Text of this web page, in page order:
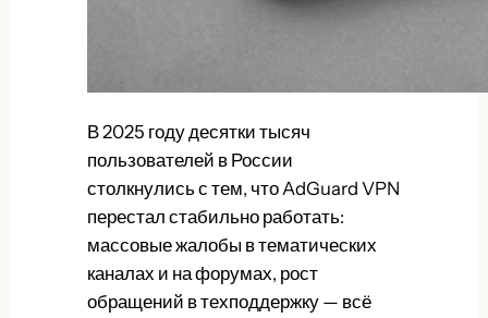
В 2025 году десятки тысяч
пользователей в России
столкнулись с тем, что AdGuard VPN
перестал стабильно работать:
массовые жалобы в тематических
каналах и на форумах, рост
обращений в техподдержку — всё